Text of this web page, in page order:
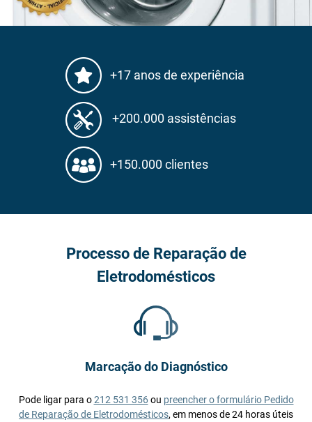
+17 anos de experiência
+200.000 assistências
+150.000 clientes
Processo de Reparação de
Eletrodomésticos
Marcação do Diagnóstico
Pode ligar para o212 531 356ou preencher o formulário Pedido
de Reparação de Eletrodomésticos, em menos de 24 horas úteis